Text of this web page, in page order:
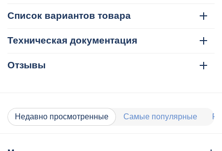
Список вариантов товара
Техническая документация
Отзывы
Недавно просмотренные Самые популярные